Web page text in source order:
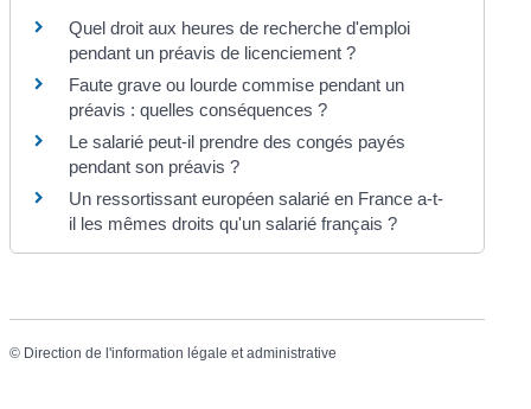
Quel droit aux heures de recherche d'emploi
pendant un préavis de licenciement ?
Faute grave ou lourde commise pendant un
préavis : quelles conséquences ?
Le salarié peut-il prendre des congés payés
pendant son préavis ?
Un ressortissant européen salarié en France a-t-
il les mêmes droits qu'un salarié français ?
© Direction de l'information légale et administrative